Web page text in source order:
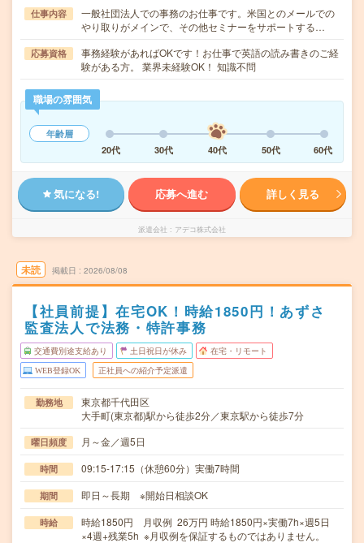
仕事内容
一般社団法人での事務のお仕事です。米国とのメールでの
やり取りがメインで、その他セミナーをサポートする…
応募資格
事務経験があればOKです！お仕事で英語の読み書きのご経
験がある方。 業界未経験OK！ 知識不問
職場の雰囲気
年齢層
20代
30代 40代 50代 60代
気になる! 応募へ進む 詳しく見る
派遣会社 アデコ株式会社
未読 掲載日 2026/08/08
【社員前提】在宅OK！時給1850円！あずさ
監査法人で法務・特許事務
交通費別途支給あり 土日祝日が休み 在宅・リモート
WEB登録OK 正社員への紹介予定派遣
勤務地
東京都千代田区
大手町(東京都)駅から徒歩2分／東京駅から徒歩7分
曜日頻度 月～金／週5日
時間 09:15-17:15（休憩60分）実働7時間
期間 即日～長期 ※開始日相談OK
時給
時給1850円 月収例 26万円 時給1850円×実働7h×週5日
×4週+残業5h ※月収例を保証するものではありません。